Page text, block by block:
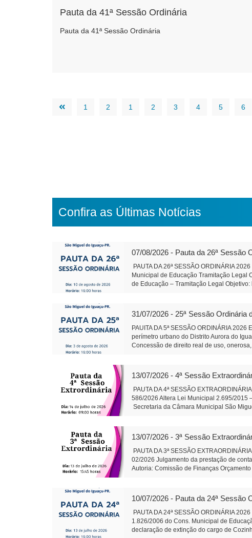
Pauta da 41ª Sessão Ordinária
Pauta da 41ª Sessão Ordinária
1 2 1 2 3 4 5 6
Confira as Últimas Notícias
07/08/2026 - Pauta da 26ª Sessão
PAUTA DA 26ª SESSÃO ORDINÁRIA
Municipal de Educação Tramitação Legal
de Educação – Tramitação Legal
Conselho de Política de Administração e
de Lei 595/2026 - Qualificação, no âmbito
por meio de Organização Social
da Câmara Objetivo: Corrigir uma
Santa Rosa do Ocoi Autor: Vereador
31/07/2026 - 25ª Sessão Ordinária
PAUITA DA 5ª SESSÃO ORDINÁRIA
perímetro urbano do Distrito Aurora do
Concessão de direito real de uso,
gestão hospitalar por meio de
Alteração da composição da Plenária do
sobre finalidade competência e
trabalhos da Comissão instituída para
salarial de servidores do quadro de
Rosa do Ocoi Autor: Vereador Anderson
Secretaria da Câmara
Presidente Auxiliar
13/07/2026 - 4ª Sessão
PAUTA DA 4ª SESSÃO
586/2026 Altera Lei Municipal 2.695/2015
Secretaria da Câmara
13/07/2026 - 3ª Sessão
PAUTA DA 3ª SESSÃO
02/2026 Julgamento da prestação de
Autoria: Comissão de Finanças
10/07/2026 - Pauta da 24ª Sessão
PAUTA DA 24ª SESSÃO ORDINÁRIA
1.826/2006 do Cons. Municipal de
declaração de extinção do cargo de